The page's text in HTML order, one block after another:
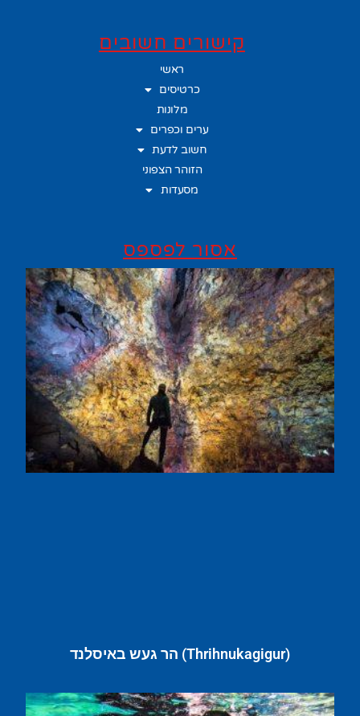
קישורים חשובים
ראשי
כרטיסים
מלונות
ערים וכפרים
חשוב לדעת
הזוהר הצפוני
מסעדות
אסור לפספס
(Thrihnukagigur) הר געש באיסלנד